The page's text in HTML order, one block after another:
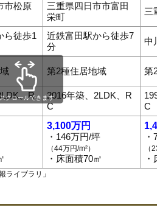
市松原
三重県四日市市富田
栄町
三
ら徒歩1
近鉄富田駅から徒歩7
分
中
第2種住居地域 第2
、R
2016年築、2LDK、R
C
C
3,100万円
・146万円/坪
（44万円/m²）
・床面積70㎡
・
（
・
スクロールできます
ライブラリ 」